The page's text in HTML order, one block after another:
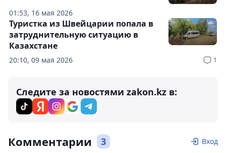
01:53, 16 мая 2026
20:10, 09 мая 2026 1
Туристка из Швейцарии попала в
затруднительную ситуацию в
Казахстане
Следите за новостями zakon.kz в:
Комментарии 3 Вход